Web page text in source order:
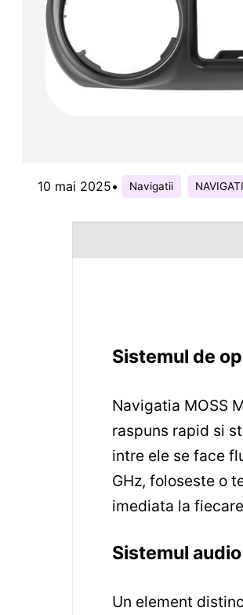
10 mai 2025• Navigatii
Sistemul de
Navigatia MOSS
raspuns rapid si
intre ele se face
GHz, foloseste o
imediata la
Sistemul
Un element